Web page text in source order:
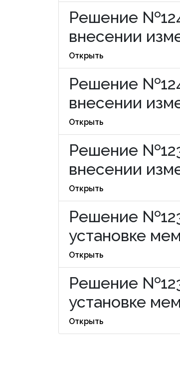
Решение
внесении
Открыть
Решение
внесении
Открыть
Решение
внесении
Открыть
Решение
установке
Открыть
Решение
установке
Открыть